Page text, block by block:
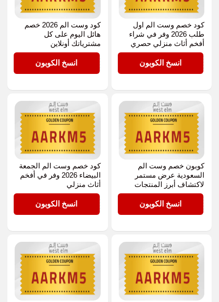
كود خصم وست الم اول
طلب 2026 وفر في شراء
أفخم أثاث منزلي حصري
AARKM5
انسخ الكوبون
كود وست الم 2026 خصم
هائل اليوم على كل
مشترياتك أونلاين
AARKM5
انسخ الكوبون
كوبون خصم وست الم
السعودية عرض مستمر
لاكتشاف أبرز المنتجات
AARKM5
انسخ الكوبون
كود خصم وست الم الجمعة
البيضاء 2026 وفر في أفخم
أثاث منزلي
AARKM5
انسخ الكوبون